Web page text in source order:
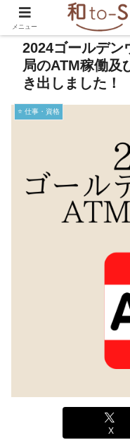
2024ゴールデン
局のATM稼働及
き出しました！
⭐️ 仕事・資格
X
メニュー